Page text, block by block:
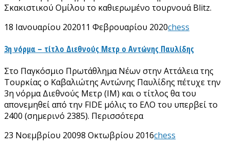
Σκακιστικού Ομίλου το καθιερωμένο τουρνουά Βlitz.
18 Ιανουαρίου 202011 Φεβρουαρίου 2020chess
3η νόρμα – τίτλο Διεθνούς Μετρ ο Αντώνης Παυλίδης
Στο Παγκόσμιο Πρωτάθλημα Νέων στην Αττάλεια της
Τουρκίας ο Καβαλιώτης Αντώνης Παυλίδης πέτυχε την
3η νόρμα Διεθνούς Μετρ (ΙΜ) και ο τίτλος θα του
απονεμηθεί από την FIDE μόλις το ΕΛΟ του υπερβεί το
2400 (σημερινό 2385). Περισσότερα
23 Νοεμβρίου 20098 Οκτωβρίου 2016chess